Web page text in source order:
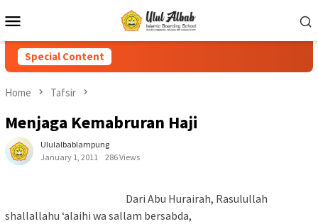
Special Content
Home Tafsir
Menjaga Kemabruran Haji
Ululalbablampung
January 1, 2011
286 Views
Dari Abu Hurairah, Rasulullah
shallallahu ‘alaihi wa sallam bersabda,